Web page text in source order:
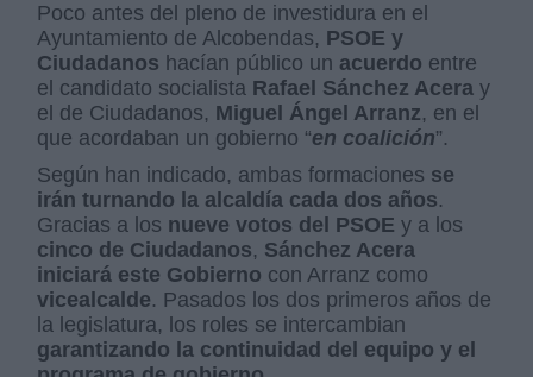
Poco antes del pleno de investidura en el
Ayuntamiento de Alcobendas, PSOE y
Ciudadanos hacían público un acuerdo entre
el candidato socialista Rafael Sánchez Acera y
el de Ciudadanos, Miguel Ángel Arranz, en el
que acordaban un gobierno “en coalición”.
Según han indicado, ambas formaciones se
irán turnando la alcaldía cada dos años.
Gracias a los nueve votos del PSOE y a los
cinco de Ciudadanos, Sánchez Acera
iniciará este Gobierno con Arranz como
vicealcalde. Pasados los dos primeros años de
la legislatura, los roles se intercambian
garantizando la continuidad del equipo y el